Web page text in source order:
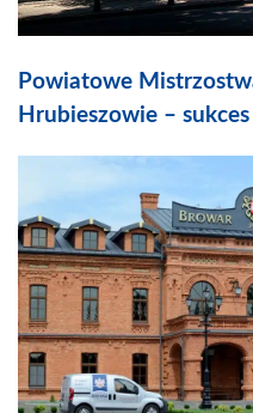
Powiatowe
Hrubieszowie –